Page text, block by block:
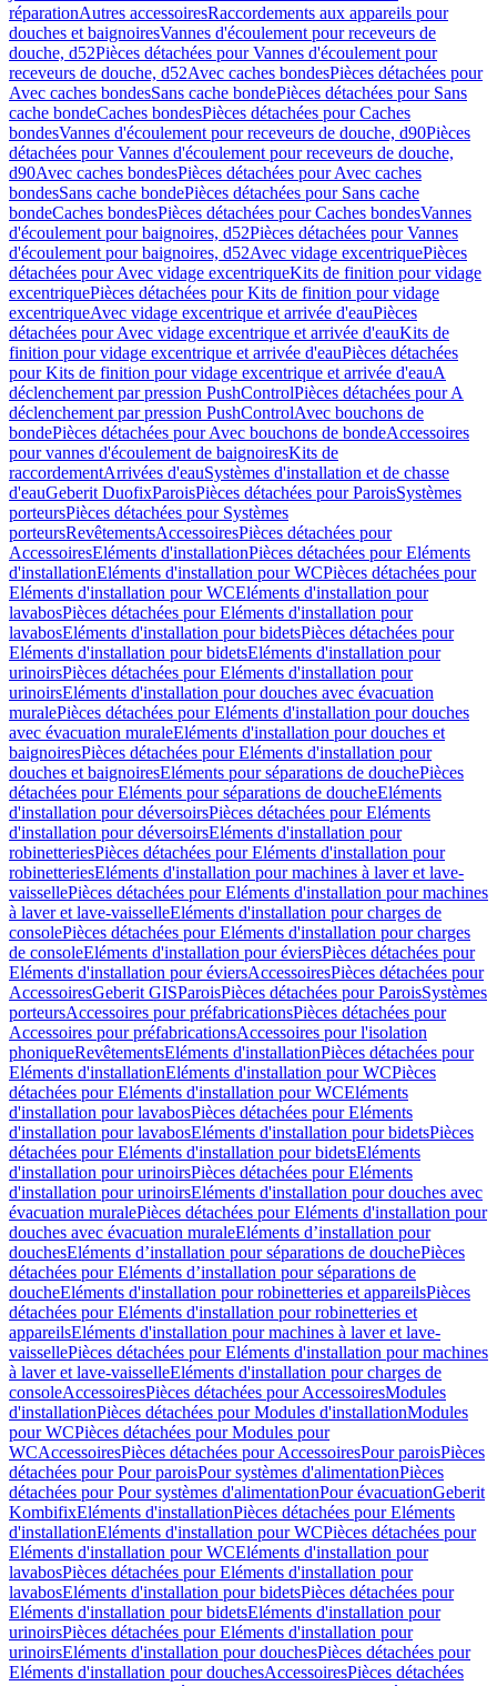
réparationAutres accessoiresRaccordements aux appareils pour
douches et baignoiresVannes d'écoulement pour receveurs de
douche, d52Pièces détachées pour Vannes d'écoulement pour
receveurs de douche, d52Avec caches bondesPièces détachées pour
Avec caches bondesSans cache bondePièces détachées pour Sans
cache bondeCaches bondesPièces détachées pour Caches
bondesVannes d'écoulement pour receveurs de douche, d90Pièces
détachées pour Vannes d'écoulement pour receveurs de douche,
d90Avec caches bondesPièces détachées pour Avec caches
bondesSans cache bondePièces détachées pour Sans cache
bondeCaches bondesPièces détachées pour Caches bondesVannes
d'écoulement pour baignoires, d52Pièces détachées pour Vannes
d'écoulement pour baignoires, d52Avec vidage excentriquePièces
détachées pour Avec vidage excentriqueKits de finition pour vidage
excentriquePièces détachées pour Kits de finition pour vidage
excentriqueAvec vidage excentrique et arrivée d'eauPièces
détachées pour Avec vidage excentrique et arrivée d'eauKits de
finition pour vidage excentrique et arrivée d'eauPièces détachées
pour Kits de finition pour vidage excentrique et arrivée d'eauA
déclenchement par pression PushControlPièces détachées pour A
déclenchement par pression PushControlAvec bouchons de
bondePièces détachées pour Avec bouchons de bondeAccessoires
pour vannes d'écoulement de baignoiresKits de
raccordementArrivées d'eauSystèmes d'installation et de chasse
d'eauGeberit DuofixParoisPièces détachées pour ParoisSystèmes
porteursPièces détachées pour Systèmes
porteursRevêtementsAccessoiresPièces détachées pour
AccessoiresEléments d'installationPièces détachées pour Eléments
d'installationEléments d'installation pour WCPièces détachées pour
Eléments d'installation pour WCEléments d'installation pour
lavabosPièces détachées pour Eléments d'installation pour
lavabosEléments d'installation pour bidetsPièces détachées pour
Eléments d'installation pour bidetsEléments d'installation pour
urinoirsPièces détachées pour Eléments d'installation pour
urinoirsEléments d'installation pour douches avec évacuation
muralePièces détachées pour Eléments d'installation pour douches
avec évacuation muraleEléments d'installation pour douches et
baignoiresPièces détachées pour Eléments d'installation pour
douches et baignoiresEléments pour séparations de douchePièces
détachées pour Eléments pour séparations de doucheEléments
d'installation pour déversoirsPièces détachées pour Eléments
d'installation pour déversoirsEléments d'installation pour
robinetteriesPièces détachées pour Eléments d'installation pour
robinetteriesEléments d'installation pour machines à laver et lave-
vaissellePièces détachées pour Eléments d'installation pour machines
à laver et lave-vaisselleEléments d'installation pour charges de
consolePièces détachées pour Eléments d'installation pour charges
de consoleEléments d'installation pour éviersPièces détachées pour
Eléments d'installation pour éviersAccessoiresPièces détachées pour
AccessoiresGeberit GISParoisPièces détachées pour ParoisSystèmes
porteursAccessoires pour préfabricationsPièces détachées pour
Accessoires pour préfabricationsAccessoires pour l'isolation
phoniqueRevêtementsEléments d'installationPièces détachées pour
Eléments d'installationEléments d'installation pour WCPièces
détachées pour Eléments d'installation pour WCEléments
d'installation pour lavabosPièces détachées pour Eléments
d'installation pour lavabosEléments d'installation pour bidetsPièces
détachées pour Eléments d'installation pour bidetsEléments
d'installation pour urinoirsPièces détachées pour Eléments
d'installation pour urinoirsEléments d'installation pour douches avec
évacuation muralePièces détachées pour Eléments d'installation pour
douches avec évacuation muraleEléments d’installation pour
douchesEléments d’installation pour séparations de douchePièces
détachées pour Eléments d’installation pour séparations de
doucheEléments d'installation pour robinetteries et appareilsPièces
détachées pour Eléments d'installation pour robinetteries et
appareilsEléments d'installation pour machines à laver et lave-
vaissellePièces détachées pour Eléments d'installation pour machines
à laver et lave-vaisselleEléments d'installation pour charges de
consoleAccessoiresPièces détachées pour AccessoiresModules
d'installationPièces détachées pour Modules d'installationModules
pour WCPièces détachées pour Modules pour
WCAccessoiresPièces détachées pour AccessoiresPour paroisPièces
détachées pour Pour paroisPour systèmes d'alimentationPièces
détachées pour Pour systèmes d'alimentationPour évacuationGeberit
KombifixEléments d'installationPièces détachées pour Eléments
d'installationEléments d'installation pour WCPièces détachées pour
Eléments d'installation pour WCEléments d'installation pour
lavabosPièces détachées pour Eléments d'installation pour
lavabosEléments d'installation pour bidetsPièces détachées pour
Eléments d'installation pour bidetsEléments d'installation pour
urinoirsPièces détachées pour Eléments d'installation pour
urinoirsEléments d'installation pour douchesPièces détachées pour
Eléments d'installation pour douchesAccessoiresPièces détachées